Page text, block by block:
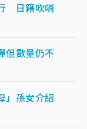
日籍吹哨
但數量仍不
」孫女介紹